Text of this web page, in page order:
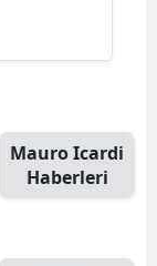
Mauro Icardi
Haberleri